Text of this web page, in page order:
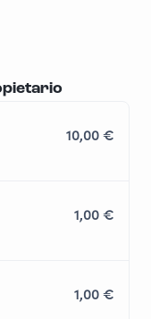
10,00 €
1,00 €
1,00 €